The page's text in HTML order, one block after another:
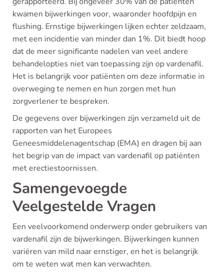
kwamen bijwerkingen voor, waaronder hoofdpijn en
flushing. Ernstige bijwerkingen lijken echter zeldzaam,
met een incidentie van minder dan 1%. Dit biedt hoop
dat de meer significante nadelen van veel andere
behandelopties niet van toepassing zijn op vardenafil.
Het is belangrijk voor patiënten om deze informatie in
overweging te nemen en hun zorgen met hun
zorgverlener te bespreken.
De gegevens over bijwerkingen zijn verzameld uit de
rapporten van het Europees
Geneesmiddelenagentschap (EMA) en dragen bij aan
het begrip van de impact van vardenafil op patiënten
met erectiestoornissen.
Samengevoegde
Veelgestelde Vragen
Een veelvoorkomend onderwerp onder gebruikers van
vardenafil zijn de bijwerkingen. Bijwerkingen kunnen
variëren van mild naar ernstiger, en het is belangrijk
om te weten wat men kan verwachten.